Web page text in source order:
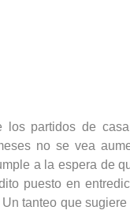
partidos de
no se vea
a la espera de
puesto en
tanteo que